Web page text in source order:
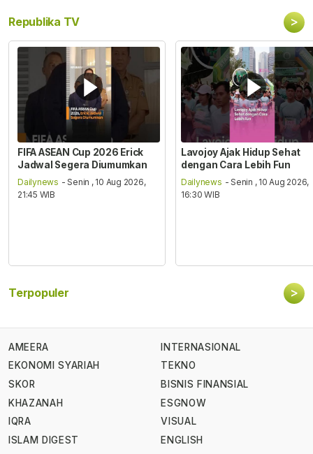
Republika TV >
FIFA ASEAN Cup 2026 Erick
Jadwal Segera Diumumkan
Dailynews - Senin , 10 Aug 2026,
21:45 WIB
Lavojoy Ajak Hidup Sehat
dengan Cara Lebih Fun
Dailynews - Senin , 10 Aug 2026,
16:30 WIB
Terpopuler >
AMEERA
EKONOMI SYARIAH
SKOR
KHAZANAH
IQRA
ISLAM DIGEST
INTERNASIONAL
TEKNO
BISNIS FINANSIAL
ESGNOW
VISUAL
ENGLISH